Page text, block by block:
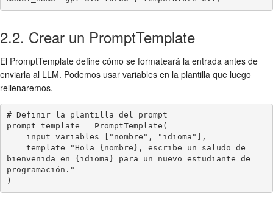
2.2. Crear un PromptTemplate
El PromptTemplate define cómo se formateará la entrada antes de
enviarla al LLM. Podemos usar variables en la plantilla que luego
rellenaremos.
# Definir la plantilla del prompt
prompt_template = PromptTemplate(
bienvenida en {idioma} para un nuevo estudiante de
programación."
)